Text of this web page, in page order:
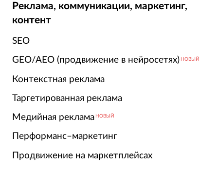
Реклама, коммуникации, маркетинг,
контент
SEO
GEO/AEO (продвижение в нейросетях) НОВЫЙ
Контекстная реклама
Таргетированная реклама
Медийная реклама НОВЫЙ
Перформанс–маркетинг
Продвижение на маркетплейсах